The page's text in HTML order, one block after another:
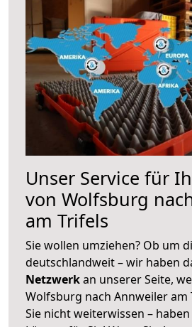
Unser Service für
von Wolfsburg
am Trifels
Sie wollen umziehen? Ob um
deutschlandweit – wir haben
Netzwerkan unserer Seite,
Wolfsburg nach Annweiler am
Sie nicht weiterwissen –